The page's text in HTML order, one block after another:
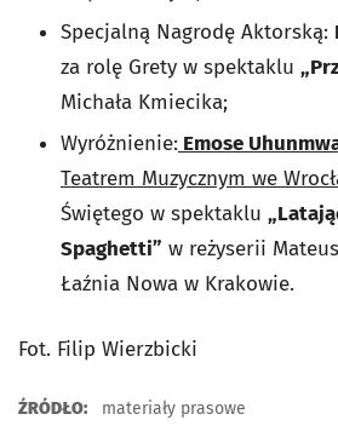
Specjalną Nagrodę Aktorską:
za rolę Grety w spektaklu
Michała Kmiecika;
Wyróżnienie: Emose
Teatrem Muzycznym we
Świętego w spektaklu
Spaghetti” w reżyserii
Łaźnia Nowa w Krakowie.
Fot. Filip Wierzbicki
ŹRÓDŁO: materiały prasowe